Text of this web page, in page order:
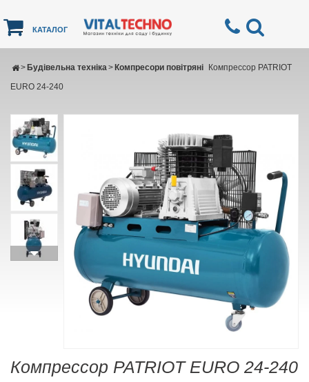
КАТАЛОГ
Будівельна техніка
> Компресори повітряні
>
Компрессор PATRIOT
EURO 24-240
Компрессор PATRIOT EURO 24-240